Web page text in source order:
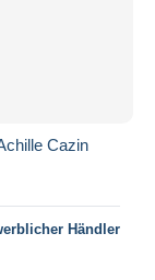
Cazin
Händler